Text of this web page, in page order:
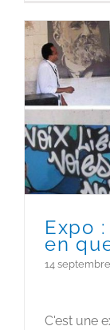
Expo
Expo
en
14
C'est une